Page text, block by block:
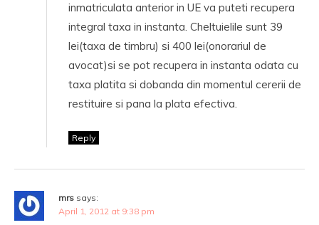
inmatriculata anterior in UE va puteti recupera
integral taxa in instanta. Cheltuielile sunt 39
lei(taxa de timbru) si 400 lei(onorariul de
avocat)si se pot recupera in instanta odata cu
taxa platita si dobanda din momentul cererii de
restituire si pana la plata efectiva.
Reply
mrs says:
April 1, 2012 at 9:38 pm